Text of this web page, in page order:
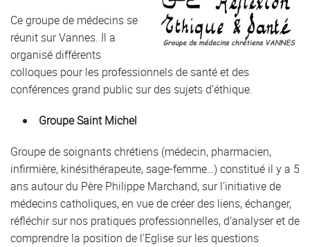
Ce groupe de médecins se
réunit sur Vannes. Il a
organisé différents
colloques pour les professionnels de santé et des
conférences grand public sur des sujets d’éthique.
Groupe Saint Michel
Groupe de soignants chrétiens (médecin, pharmacien,
infirmière, kinésithérapeute, sage-femme…) constitué il y a 5
ans autour du Père Philippe Marchand, sur l’initiative de
médecins catholiques, en vue de créer des liens, échanger,
réfléchir sur nos pratiques professionnelles, d’analyser et de
comprendre la position de l’Eglise sur les questions